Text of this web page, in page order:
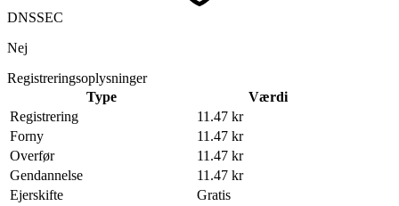
DNSSEC
Nej
Registreringsoplysninger
Type
Værdi
Registrering
11.47 kr
Forny
11.47 kr
Overfør
11.47 kr
Gendannelse
11.47 kr
Ejerskifte
Gratis